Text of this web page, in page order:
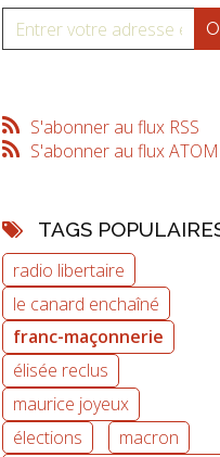
S'abonner au flux RSS
S'abonner au flux ATOM
TAGS
radio libertaire
le canard enchaîné
franc-maçonnerie
élisée reclus
maurice joyeux
élections
macron